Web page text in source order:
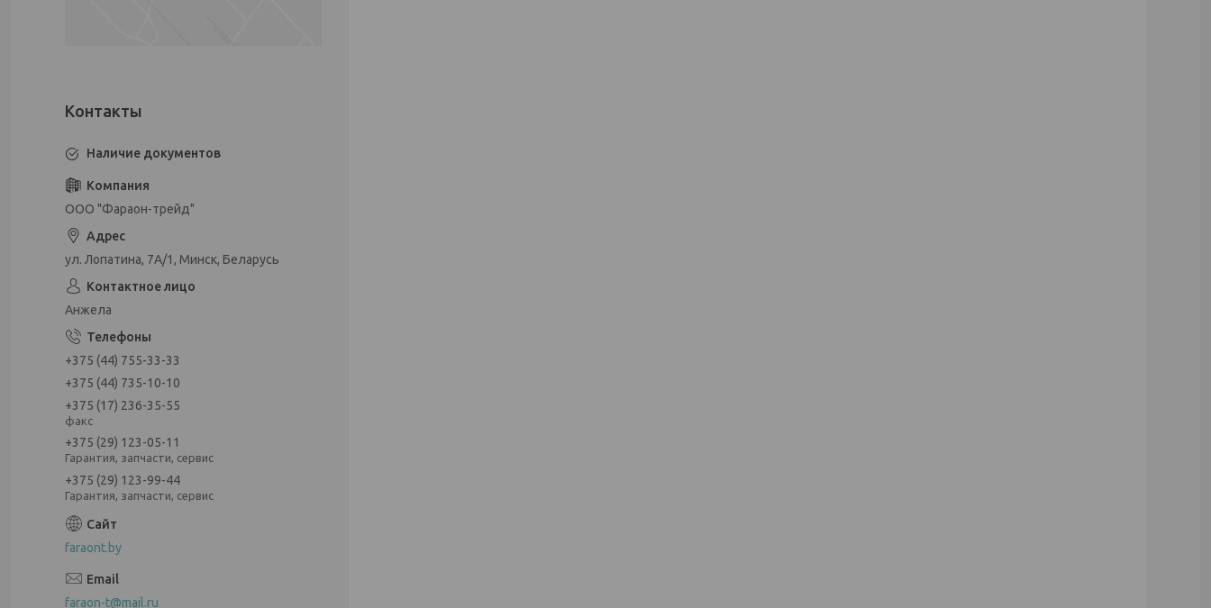
Наличие документов
ООО "Фараон-трейд"
ул. Лопатина, 7А/1, Минск, Беларусь
Анжела
+375 (44) 755-33-33
+375 (44) 735-10-10
+375 (17) 236-35-55
факс
+375 (29) 123-05-11
Гарантия, запчасти, сервис
+375 (29) 123-99-44
Гарантия, запчасти, сервис
faraont.by
faraon-t@mail.ru